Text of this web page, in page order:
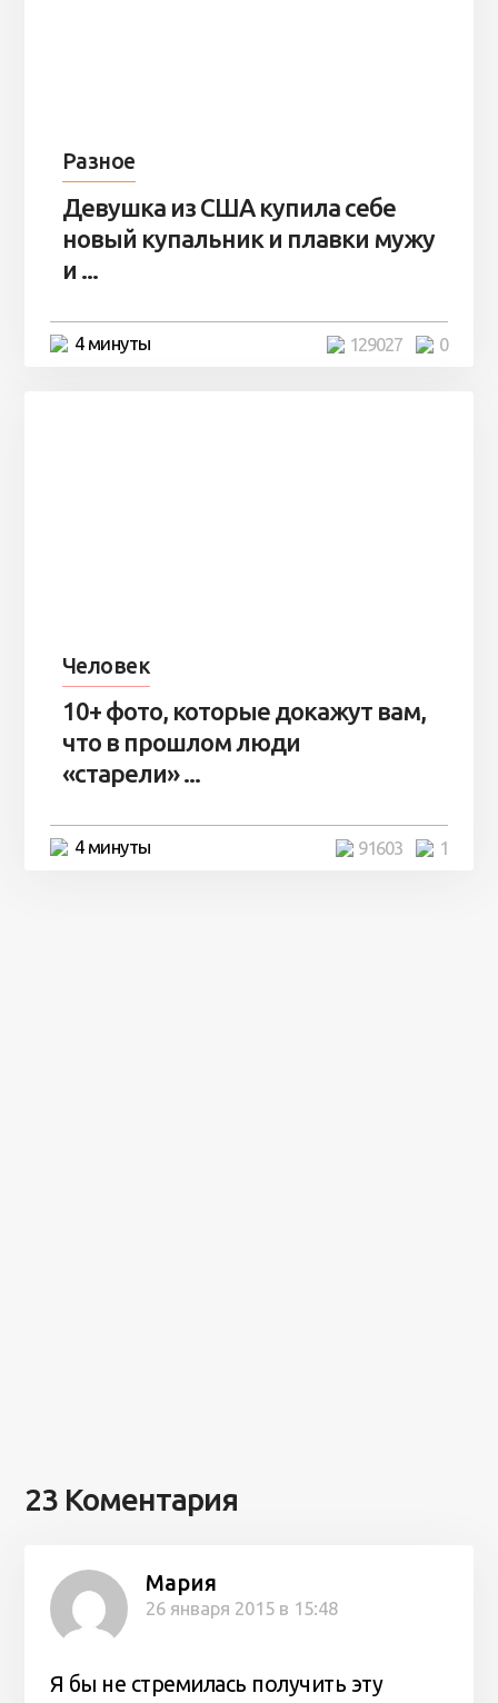
Разное
Девушка из США купила себе
новый купальник и плавки мужу
и ...
4 минуты 0
129027
Человек
10+ фото, которые докажут вам,
что в прошлом люди
«старели» ...
4 минуты 1
91603
23 Коментария
Мария
26 января 2015 в 15:48
Я бы не стремилась получить эту